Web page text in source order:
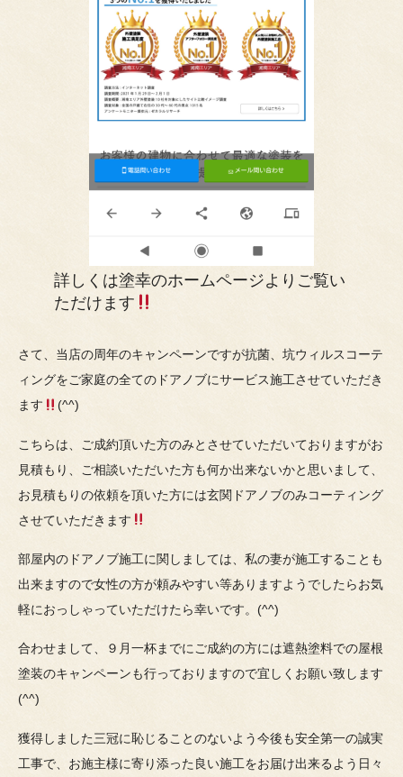
詳しくは塗幸のホームページよりご覧い
ただけます
さて、当店の周年のキャンペーンですが抗菌、坑ウィルスコーテ
ィングをご家庭の全てのドアノブにサービス施工させていただき
ます
(^^)
こちらは、ご成約頂いた方のみとさせていただいておりますがお
見積もり、ご相談いただいた方も何か出来ないかと思いまして、
お見積もりの依頼を頂いた方には玄関ドアノブのみコーティング
させていただきます
部屋内のドアノブ施工に関しましては、私の妻が施工することも
出来ますので女性の方が頼みやすい等ありますようでしたらお気
軽におっしゃっていただけたら幸いです。(^^)
合わせまして、９月一杯までにご成約の方には遮熱塗料での屋根
塗装のキャンペーンも行っておりますので宜しくお願い致します
(^^)
獲得しました三冠に恥じることのないよう今後も安全第一の誠実
工事で、お施主様に寄り添った良い施工をお届け出来るよう日々